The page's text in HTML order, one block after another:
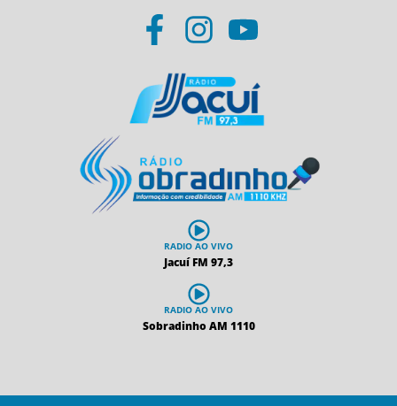
RADIO AO VIVO
Jacuí FM 97,3
RADIO AO VIVO
Sobradinho AM 1110